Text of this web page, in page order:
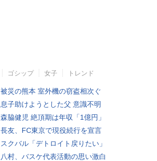
ゴシップ 女子 トレンド
被災の熊本 室外機の窃盗相次ぐ
息子助けようとした父 意識不明
森脇健児 絶頂期は年収「1億円」
長友、FC東京で現役続行を宣言
スクバル「デトロイト戻りたい」
八村、バスケ代表活動の思い激白